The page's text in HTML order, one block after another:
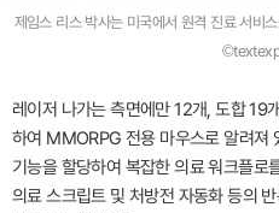
제임스 리스 박사는 미국에서 원격 진료 서비
레이저 나가는 측면에만 12개, 도합 19
하여 MMORPG 전용 마우스로 알려져
기능을 할당하여 복잡한 의료 워크플로
의료 스크립트 및 처방전 자동화 등의